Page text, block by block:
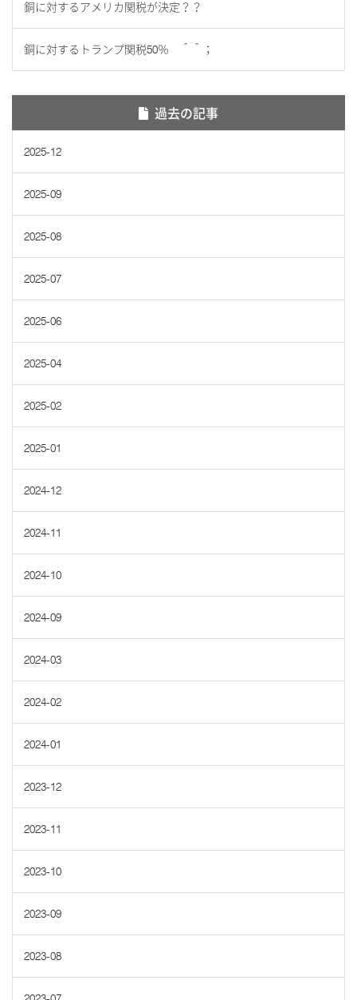
銅に対するアメリカ関税が決定？？
銅に対するトランプ関税50％ ＾＾；
過去の記事
2025-12
2025-09
2025-08
2025-07
2025-06
2025-04
2025-02
2025-01
2024-12
2024-11
2024-10
2024-09
2024-03
2024-02
2024-01
2023-12
2023-11
2023-10
2023-09
2023-08